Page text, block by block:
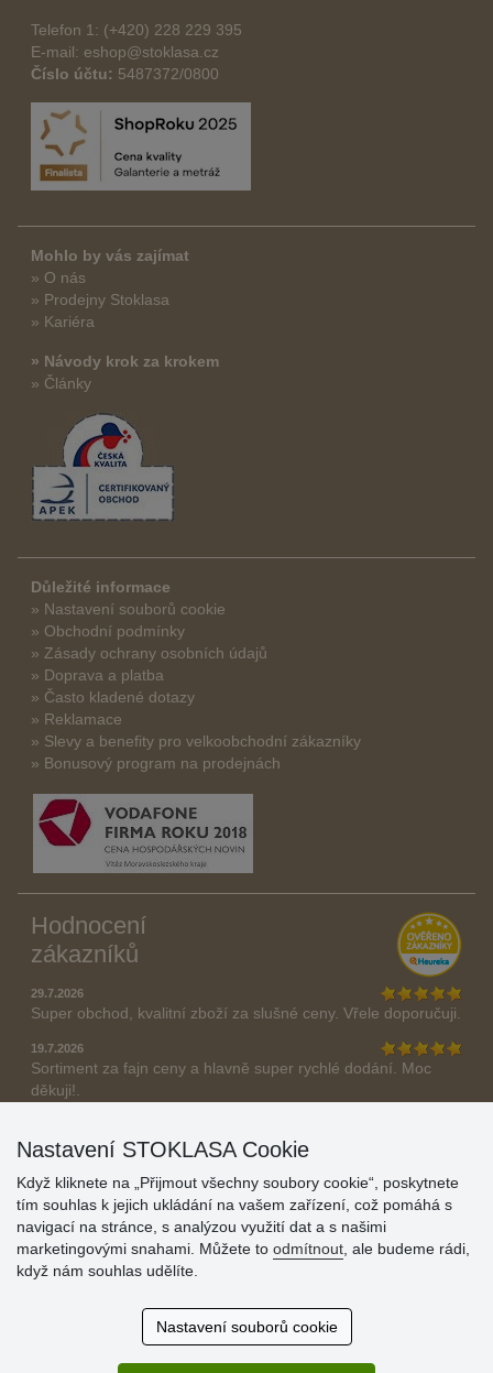
Telefon 1: (+420) 228 229 395
E-mail: eshop@stoklasa.cz
Číslo účtu: 5487372/0800
Mohlo by vás zajímat
» O nás
» Prodejny Stoklasa
» Kariéra
» Návody krok za krokem
» Články
Důležité informace
» Nastavení souborů cookie
» Obchodní podmínky
» Zásady ochrany osobních údajů
» Doprava a platba
» Často kladené dotazy
» Reklamace
» Slevy a benefity pro velkoobchodní zákazníky
» Bonusový program na prodejnách
Hodnocení
zákazníků
29.7.2026
Super obchod, kvalitní zboží za slušné ceny. Vřele doporučuji.
19.7.2026
Sortiment za fajn ceny a hlavně super rychlé dodání. Moc
děkuji!.
» Aktuálně 19084 recenzí
* Recenze neověřujeme
Nastavení STOKLASA Cookie
Když kliknete na „Přijmout všechny soubory cookie“, poskytnete
tím souhlas k jejich ukládání na vašem zařízení, což pomáhá s
navigací na stránce, s analýzou využití dat a s našimi
marketingovými snahami. Můžete to odmítnout , ale budeme rádi,
když nám souhlas udělíte.
Nastavení souborů cookie